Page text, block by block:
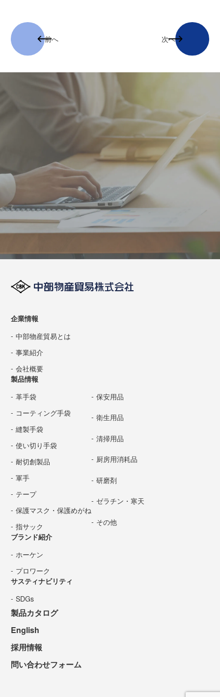
前へ 次へ
企業情報
中部物産貿易とは
事業紹介
会社概要
製品情報
革手袋
コーティング手袋
縫製手袋
使い切り手袋
耐切創製品
軍手
テープ
保護マスク・保護めがね
指サック
保安用品
衛生用品
清掃用品
厨房用消耗品
研磨剤
ゼラチン・寒天
その他
ブランド紹介
ホーケン
プロワーク
サスティナビリティ
SDGs
製品カタログ
English
採用情報
問い合わせフォーム